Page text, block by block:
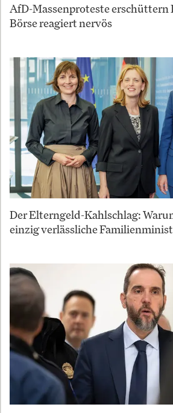
AfD-Massenproteste erschüttern
Börse reagiert nervös
Der Elterngeld-Kahlschlag:
einzig verlässliche